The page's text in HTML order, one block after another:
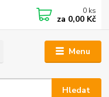
Menu
Hledat
0 ks
za 0,00 Kč